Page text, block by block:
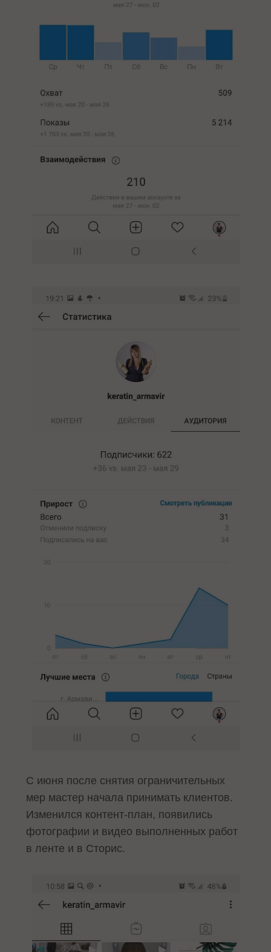
С июня после снятия ограничительных
мер мастер начала принимать клиентов.
Изменился контент-план, появились
фотографии и видео выполненных работ
в ленте и в Сторис.